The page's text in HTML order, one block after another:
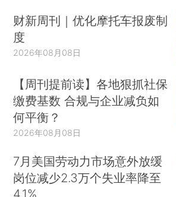
财新周刊｜优化摩托车报废制
度
2026年08月08日
【周刊提前读】各地狠抓社保
缴费基数 合规与企业减负如
何平衡？
2026年08月08日
7月美国劳动力市场意外放缓
岗位减少2.3万个失业率降至
4.1%